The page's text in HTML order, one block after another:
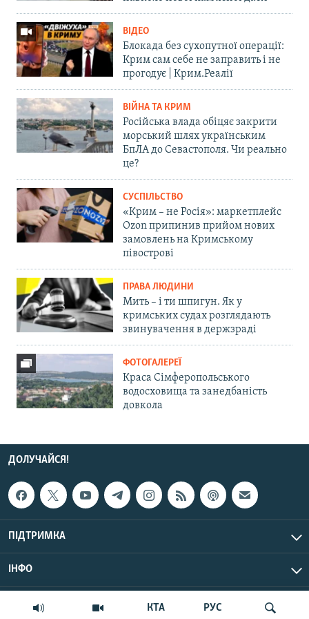
КТА РУС
ВІДЕО
Блокада без сухопутної операції:
Крим сам себе не заправить і не
прогодує | Крим.Реалії
ВІЙНА ТА КРИМ
Російська влада обіцяє закрити
морський шлях українським
БпЛА до Севастополя. Чи реально
це?
СУСПІЛЬСТВО
«Крим – не Росія»: маркетплейс
Ozon припинив прийом нових
замовлень на Кримському
півострові
ПРАВА ЛЮДИНИ
Мить – і ти шпигун. Як у
кримських судах розглядають
звинувачення в держзраді
ФОТОГАЛЕРЕЇ
Краса Сімферопольського
водосховища та занедбаність
довкола
ДОЛУЧАЙСЯ!
ПІДТРИМКА
ІНФО
© Крим.Реалії, 2026 | Усі права застережено.